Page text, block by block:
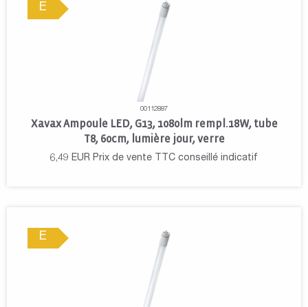
E
00112887
Xavax Ampoule LED, G13, 1080lm rempl.18W, tube
T8, 60cm, lumière jour, verre
6,49 EUR Prix de vente TTC conseillé indicatif
E